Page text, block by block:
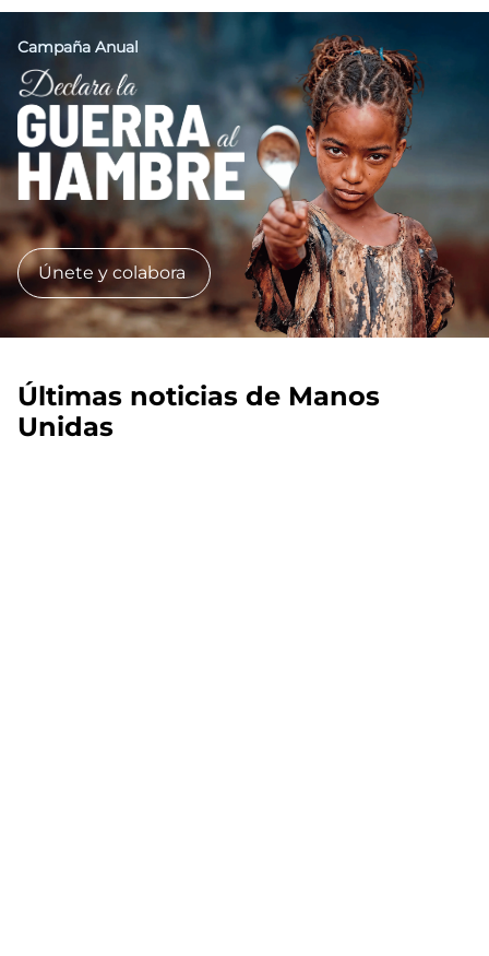
Imagen
Campaña Anual
Únete y colabora
Últimas noticias de Manos
Unidas